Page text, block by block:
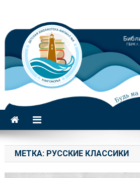
детей
МЕТКА: РУССКИЕ КЛАССИКИ